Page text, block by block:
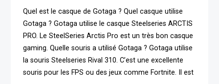
Quel est le casque de Gotaga ? Quel casque utilise
Gotaga ? Gotaga utilise le casque Steelseries ARCTIS
PRO. Le SteelSeries Arctis Pro est un très bon casque
gaming. Quelle souris a utilisé Gotaga ? Gotaga utilise
la souris Steelseries Rival 310. C’est une excellente
souris pour les FPS ou des jeux comme Fortnite. Il est